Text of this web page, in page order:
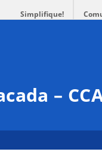
Simplifique!
–